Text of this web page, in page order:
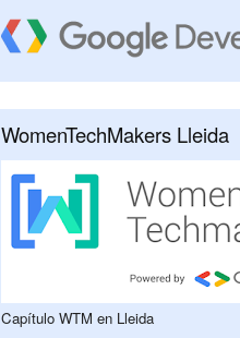
WomenTechMakers Lleida
Capítulo WTM en Lleida